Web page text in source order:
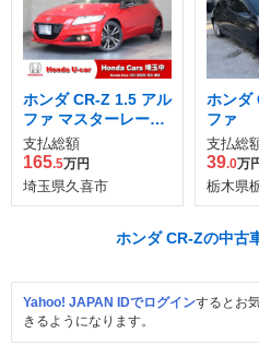
ホンダ CR-Z 1.5 アル
ファ マスターレーベ
ル
支払総額
165.5万円
埼玉県久喜市
ホンダ
ファ
支払総
39.0万
栃木県
ホンダ CR-Zの中古
Yahoo! JAPAN IDでログインするとお
きるようになります。